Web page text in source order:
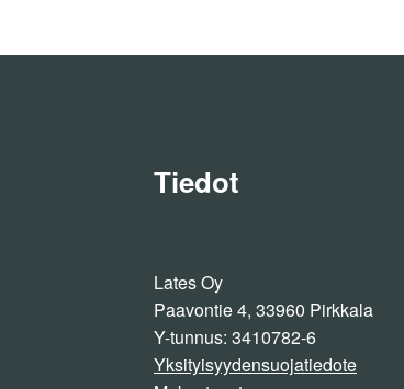
Tiedot
Lates Oy
Paavontie 4, 33960 Pirkkala
Y-tunnus: 3410782-6
Yksityisyydensuojatiedote